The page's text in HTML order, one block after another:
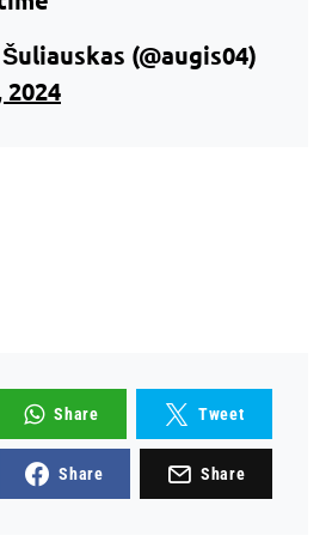
(@augis04)
2024
Share Tweet
Share Share